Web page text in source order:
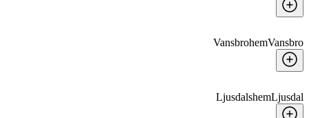
VansbrohemVansbro
LjusdalshemLjusdal